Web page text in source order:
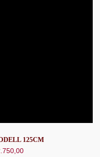
125CM
Aktueller